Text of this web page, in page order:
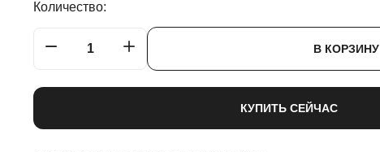
Количество:
В КОРЗИНУ
КУПИТЬ СЕЙЧАС